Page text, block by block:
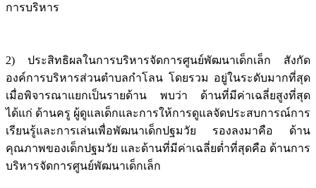
การบริหาร
2) ประสิทธิผลในการบริหารจัดการศูนย์พัฒนาเด็กเล็ก สังกัด
องค์การบริหารส่วนตำบลกำโลน โดยรวม อยู่ในระดับมากที่สุด
เมื่อพิจารณาแยกเป็นรายด้าน พบว่า ด้านที่มีค่าเฉลี่ยสูงที่สุด
ได้แก่ ด้านครู ผู้ดูแลเด็กและการให้การดูแลจัดประสบการณ์การ
เรียนรู้และการเล่นเพื่อพัฒนาเด็กปฐมวัย รองลงมาคือ ด้าน
คุณภาพของเด็กปฐมวัย และด้านที่มีค่าเฉลี่ยต่ำที่สุดคือ ด้านการ
บริหารจัดการศูนย์พัฒนาเด็กเล็ก